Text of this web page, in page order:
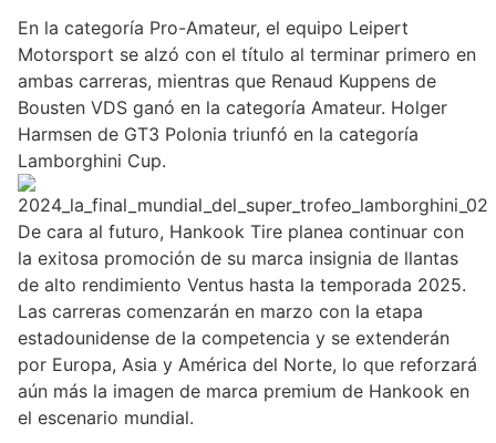
En la categoría Pro-Amateur, el equipo Leipert
Motorsport se alzó con el título al terminar primero en
ambas carreras, mientras que Renaud Kuppens de
Bousten VDS ganó en la categoría Amateur. Holger
Harmsen de GT3 Polonia triunfó en la categoría
Lamborghini Cup.
De cara al futuro, Hankook Tire planea continuar con
la exitosa promoción de su marca insignia de llantas
de alto rendimiento Ventus hasta la temporada 2025.
Las carreras comenzarán en marzo con la etapa
estadounidense de la competencia y se extenderán
por Europa, Asia y América del Norte, lo que reforzará
aún más la imagen de marca premium de Hankook en
el escenario mundial.